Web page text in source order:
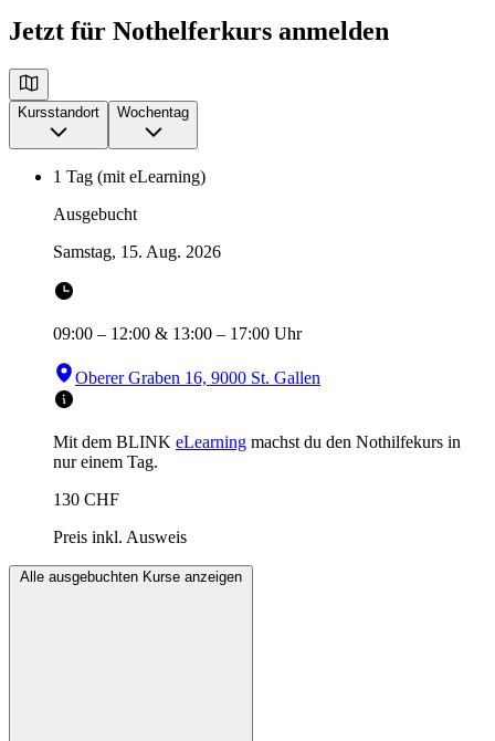
Jetzt für Nothelferkurs anmelden
Kursstandort Wochentag
1 Tag (mit eLearning)
Ausgebucht
Samstag, 15. Aug. 2026
09:00 – 12:00 & 13:00 – 17:00 Uhr
Oberer Graben 16, 9000 St. Gallen
Mit dem BLINK eLearning machst du den Nothilfekurs in
nur einem Tag.
130 CHF
Preis inkl. Ausweis
Alle ausgebuchten Kurse anzeigen